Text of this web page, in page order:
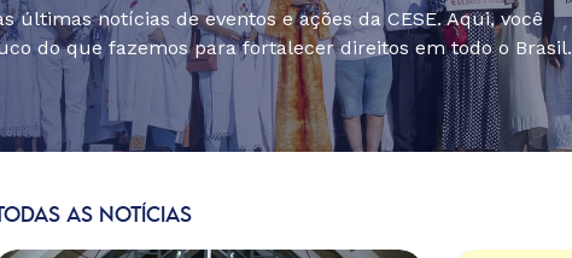
últimas notícias de eventos e ações da CESE. Aqui, você
do que fazemos para fortalecer direitos em todo o Brasil.
TODAS AS NOTÍCIAS